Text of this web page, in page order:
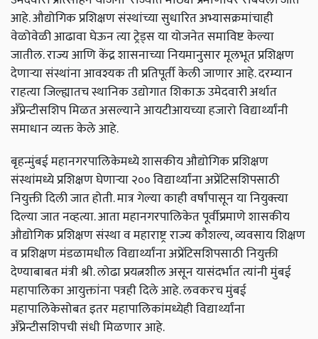
आहे.औद्योगिकप्रशिक्षणसंस्थांच्यासुधारितअभ्यासक्रमांचाही
वेळोवेळीआढावाघेऊनत्याट्रेड्सयायोजनेतसमाविष्टकेल्या
जातील.राज्यआणिकेंद्रशासनाच्यानियमानुसारमूलभूतप्रशिक्षण
देणाऱ्यासंस्थांनाआवश्यकतीप्रतिपूर्तीकेलीजाणारआहे.दरम्यान
राहत्याजिल्ह्यातचस्थानिकउद्योगातशिकाऊउमेदवारीअर्थात
अँप्रेन्टीसशिपमिळतअसल्यानेआयटीआयच्याहजारोविद्यार्थ्यांनी
समाधानव्यक्तकेलेआहे.
बृहन्मुंबईमहानगरपालिकेमध्येशासकीयऔद्योगिकप्रशिक्षण
संस्थांमध्येप्रशिक्षणघेणाऱ्या२००विद्यार्थ्यांनाअप्रेंटिसशिपसाठी
नियुक्तीदिलीजातहोती.मात्रगेल्याकाहीवर्षांपासूनयानियुक्त्या
दिल्याजातनव्हत्या.आतामहानगरपालिकेतपूर्वीप्रमाणेशासकीय
औद्योगिकप्रशिक्षणसंस्थावमहाराष्ट्रराज्यकौशल्य,व्यवसायशिक्षण
वप्रशिक्षणमंडळामधीलविद्यार्थ्यांनाअप्रेंटिसशिपसाठीनियुक्ती
देण्याबाबतमंत्रीश्री.लोढाप्रयत्नशीलअसूनयासंदर्भातत्यांनीमुंबई
महापालिकाआयुक्तांनापत्रहीदिलेआहे.लवकरचमुंबई
महापालिकेसोबतइतरमहापालिकांमध्येहीविद्यार्थ्यांना
अँप्रेन्टीसशिपचीसंधीमिळणारआहे.